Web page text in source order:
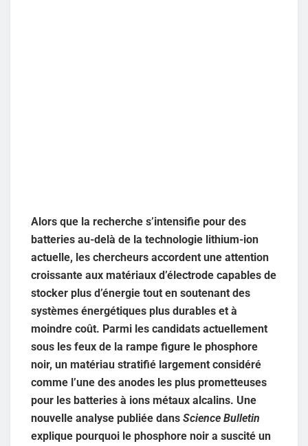
Alors que la recherche s’intensifie pour des
batteries au-delà de la technologie lithium-ion
actuelle, les chercheurs accordent une attention
croissante aux matériaux d’électrode capables de
stocker plus d’énergie tout en soutenant des
systèmes énergétiques plus durables et à
moindre coût. Parmi les candidats actuellement
sous les feux de la rampe figure le phosphore
noir, un matériau stratifié largement considéré
comme l’une des anodes les plus prometteuses
pour les batteries à ions métaux alcalins. Une
nouvelle analyse publiée dans Science Bulletin
explique pourquoi le phosphore noir a suscité un